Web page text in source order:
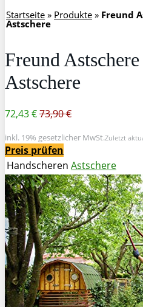
Startseite » Produkte » Freund
Astschere
Freund
Astschere
72,43 €73,90 €
inkl. 19% gesetzlicher MwSt.Zuletzt
Preis prüfen
Handscheren Astschere